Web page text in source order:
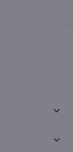
keyboard_arrow_down
keyboard_arrow_down